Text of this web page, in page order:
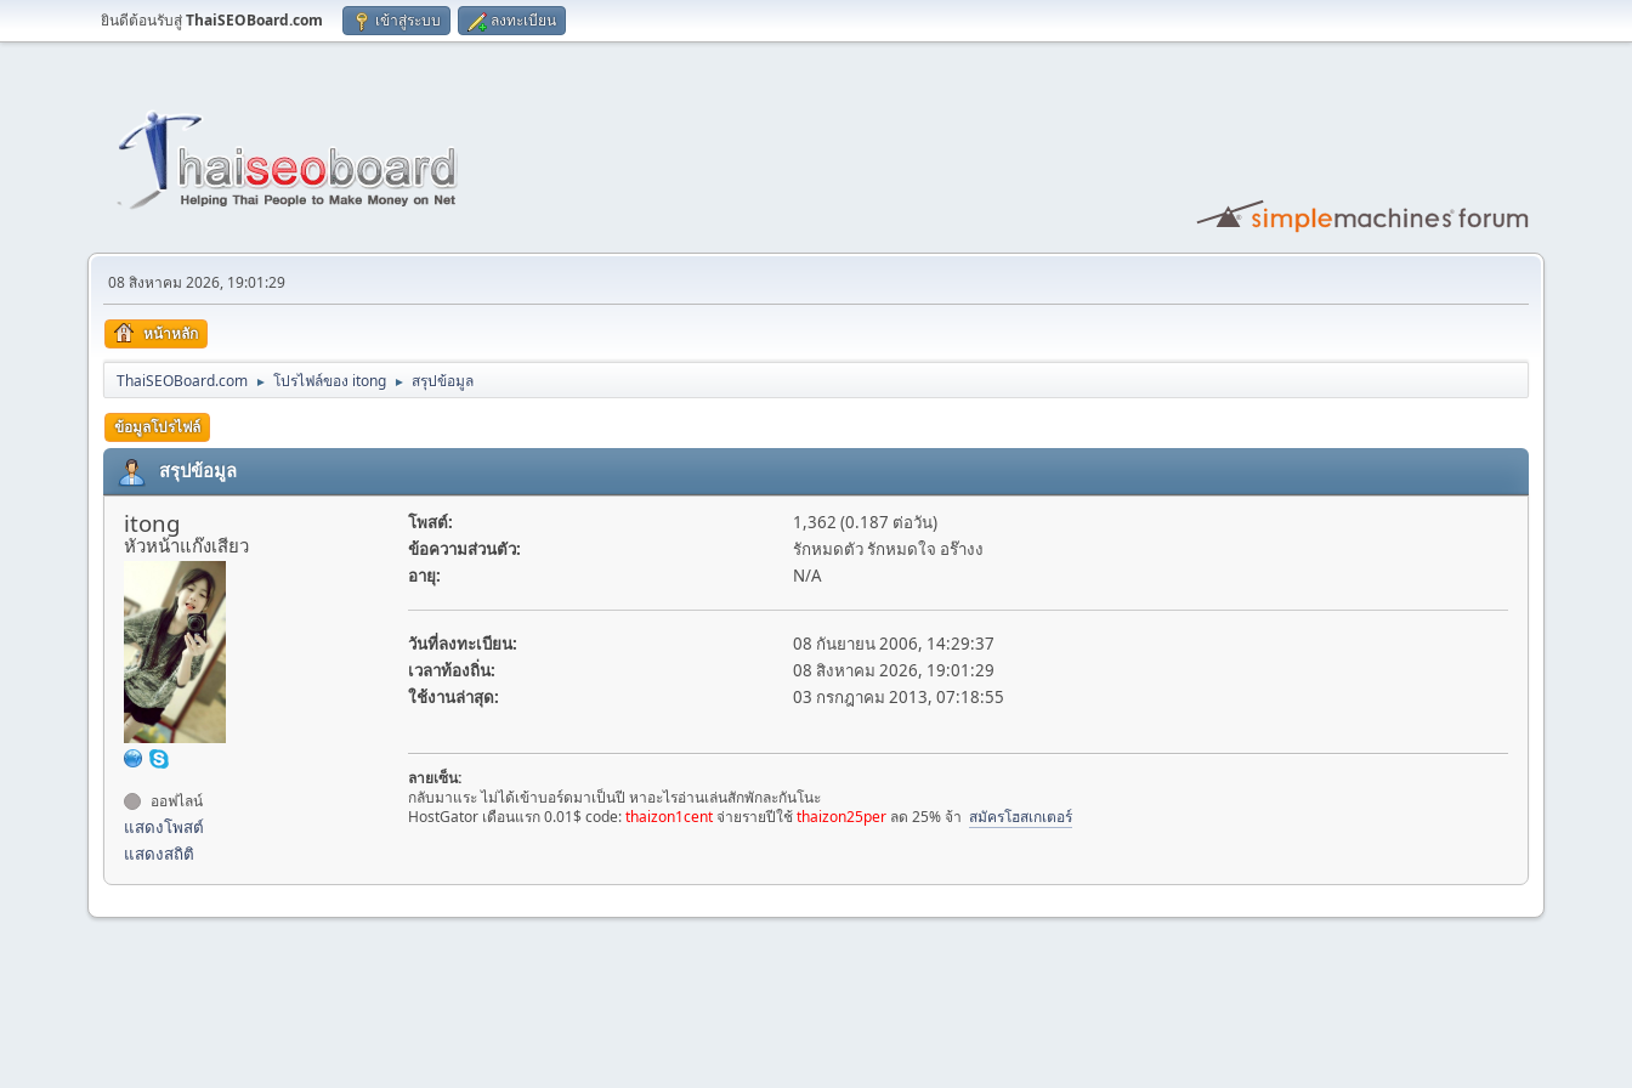
ยินดีต้อนรับสู่ThaiSEOBoard.com เข้าสู่ระบบ ลงทะเบียน
08 สิงหาคม 2026, 19:01:29
หน้าหลัก
ThaiSEOBoard.com ► โปรไฟล์ของ itong ► สรุปข้อมูล
ข้อมูลโปรไฟล์
สรุปข้อมูล
itong
หัวหน้าแก๊งเสียว
ออฟไลน์
แสดงโพสต์
แสดงสถิติ
โพสต์:
1,362 (0.187 ต่อวัน)
ข้อความส่วนตัว:
รักหมดตัว รักหมดใจ อร๊างง
อายุ:
N/A
วันที่ลงทะเบียน:
08 กันยายน 2006, 14:29:37
เวลาท้องถิ่น:
08 สิงหาคม 2026, 19:01:29
ใช้งานล่าสุด:
03 กรกฎาคม 2013, 07:18:55
ลายเซ็น:
กลับมาแระ ไม่ได้เข้าบอร์ดมาเป็นปี หาอะไรอ่านเล่นสักพักละกันโนะ
HostGator เดือนแรก 0.01$ code:thaizon1centจ่ายรายปีใช้thaizon25per ลด 25% จ้า สมัครโฮสเกเตอร์